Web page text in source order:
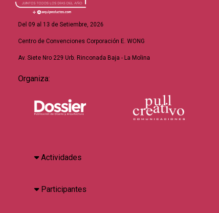
Del 09 al 13 de Setiembre, 2026
Centro de Convenciones Corporación E. WONG
Av. Siete Nro 229 Urb. Rinconada Baja - La Molina
Organiza:
Actividades
Participantes